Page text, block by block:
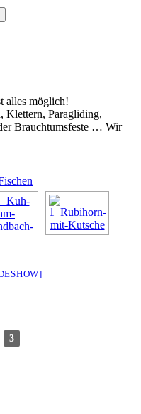
alles möglich!
Klettern, Paragliding,
Brauchtumsfeste … Wir
3